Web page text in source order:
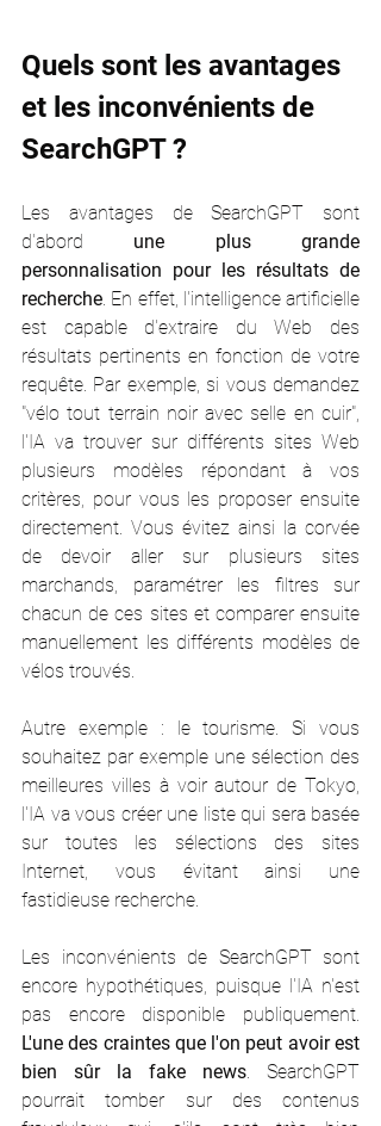
Quels sont les avantages
et les inconvénients de
SearchGPT ?
Les avantages de SearchGPT sont
d'abord une plus grande
personnalisation pour les résultats de
recherche. En effet, l'intelligence artificielle
est capable d'extraire du Web des
résultats pertinents en fonction de votre
requête. Par exemple, si vous demandez
"vélo tout terrain noir avec selle en cuir",
l'IA va trouver sur différents sites Web
plusieurs modèles répondant à vos
critères, pour vous les proposer ensuite
directement. Vous évitez ainsi la corvée
de devoir aller sur plusieurs sites
marchands, paramétrer les filtres sur
chacun de ces sites et comparer ensuite
manuellement les différents modèles de
vélos trouvés.
Autre exemple : le tourisme. Si vous
souhaitez par exemple une sélection des
meilleures villes à voir autour de Tokyo,
l'IA va vous créer une liste qui sera basée
sur toutes les sélections des sites
Internet, vous évitant ainsi une
fastidieuse recherche.
Les inconvénients de SearchGPT sont
encore hypothétiques, puisque l'IA n'est
L'une des craintes que l'on peut avoir est
bien sûr la fake news. SearchGPT
pourrait tomber sur des contenus